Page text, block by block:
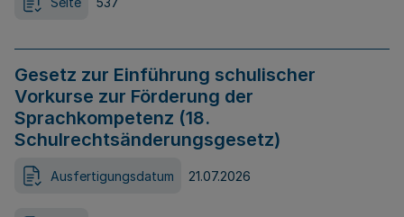
Gesetz zur Einführung schulischer
Vorkurse zur Förderung der
Sprachkompetenz (18.
Schulrechtsänderungsgesetz)
Ausfertigungsdatum 21.07.2026